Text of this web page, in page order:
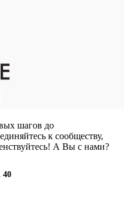
шагов до
к сообществу,
А Вы с нами?
40